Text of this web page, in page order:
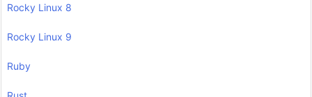
Rocky Linux 8
Rocky Linux 9
Ruby